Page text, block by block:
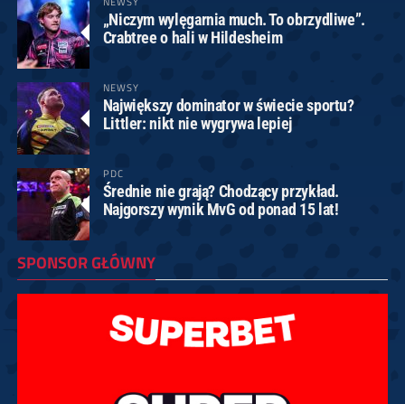
„Niczym wylęgarnia much. To obrzydliwe”.
Crabtree o hali w Hildesheim
NEWSY
Największy dominator w świecie sportu?
Littler: nikt nie wygrywa lepiej
PDC
Średnie nie grają? Chodzący przykład.
Najgorszy wynik MvG od ponad 15 lat!
SPONSOR GŁÓWNY